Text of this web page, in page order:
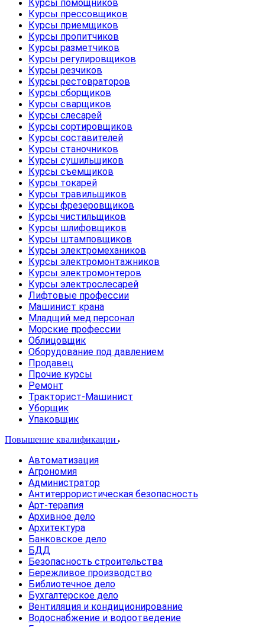
Курсы помощников
Курсы прессовщиков
Курсы приемщиков
Курсы пропитчиков
Курсы разметчиков
Курсы регулировщиков
Курсы резчиков
Курсы рестовраторов
Курсы сборщиков
Курсы сварщиков
Курсы слесарей
Курсы сортировщиков
Курсы составителей
Курсы станочников
Курсы сушильщиков
Курсы съемщиков
Курсы токарей
Курсы травильщиков
Курсы фрезеровщиков
Курсы чистильщиков
Курсы шлифовщиков
Курсы штамповщиков
Курсы электромехаников
Курсы электромонтажников
Курсы электромонтеров
Курсы электрослесарей
Лифтовые профессии
Машинист крана
Младщий мед.персонал
Морские профессии
Облицовщик
Оборудование под давлением
Продавец
Прочие курсы
Ремонт
Тракторист-Машинист
Уборщик
Упаковщик
Повышение квалификации
Автоматизация
Агрономия
Администратор
Антитеррористическая безопасность
Арт-терапия
Архивное дело
Архитектура
Банковское дело
БДД
Безопасность строительства
Бережливое производство
Библиотечное дело
Бухгалтерское дело
Вентиляция и кондиционирование
Водоснабжение и водоотведение